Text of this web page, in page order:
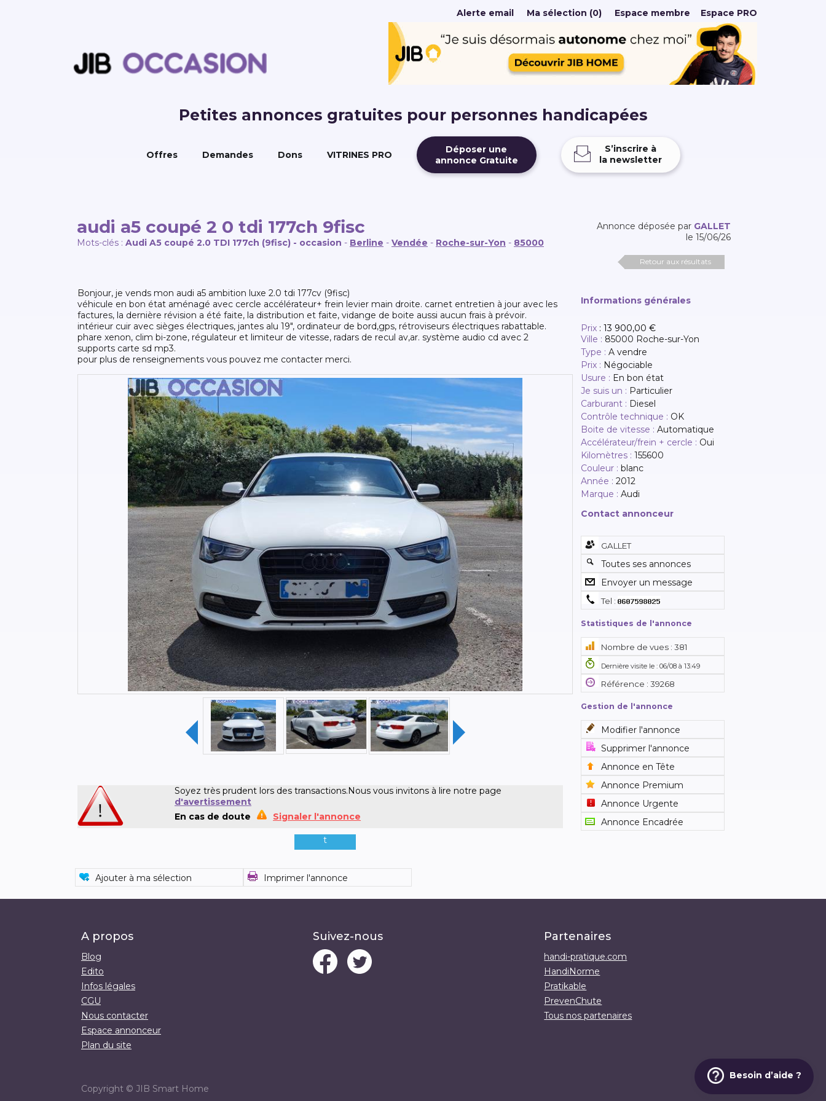
Besoin d’aide ?
Alerte email Ma sélection (0) Espace membre Espace PRO
Petites annonces gratuites pour personnes handicapées
Offres Demandes Dons VITRINES PRO
Déposer une
annonce Gratuite
S’inscrire à
la newsletter
audi a5 coupé 2 0 tdi 177ch 9fisc
Mots-clés : Audi A5 coupé 2.0 TDI 177ch (9fisc) - occasion - Berline - Vendée - Roche-sur-Yon - 85000
Annonce déposée par GALLET
le 15/06/26
Retour aux résultats
bonjour, je vends mon audi a5 ambition luxe 2.0 tdi 177cv (9fisc)
véhicule en bon état aménagé avec cercle accélérateur+ frein levier main droite. carnet entretien à jour avec les
factures, la dernière révision a été faite, la distribution et faite, vidange de boite aussi aucun frais à prévoir.
intérieur cuir avec sièges électriques, jantes alu 19", ordinateur de bord,gps, rétroviseurs électriques rabattable.
phare xenon, clim bi-zone, régulateur et limiteur de vitesse, radars de recul av,ar. système audio cd avec 2
supports carte sd mp3.
pour plus de renseignements vous pouvez me contacter merci.
Soyez très prudent lors des transactions.Nous vous invitons à lire notre page
d'avertissement
En cas de doute
Signaler l'annonce
t
Informations générales
Prix :13 900,00 €
Ville : 85000 Roche-sur-Yon
Type :A vendre
Prix : Négociable
Usure : En bon état
Je suis un : Particulier
Carburant : Diesel
Contrôle technique : OK
Boite de vitesse :Automatique
Accélérateur/frein + cercle : Oui
Kilomètres :155600
Couleur :blanc
Année :2012
Marque :Audi
Contact annonceur
GALLET
Toutes ses annonces
Envoyer un message
Tel :
Statistiques de l'annonce
Nombre de vues : 381
Dernière visite le : 06/08 à 13:49
Référence : 39268
Gestion de l'annonce
Modifier l'annonce
Supprimer l'annonce
Annonce en Tête
Annonce Premium
Annonce Urgente
Annonce Encadrée
Ajouter à ma sélection Imprimer l'annonce
A propos
Blog
Edito
Infos légales
CGU
Nous contacter
Espace annonceur
Plan du site
Suivez-nous Partenaires
handi-pratique.com
HandiNorme
Pratikable
PrevenChute
Tous nos partenaires
Copyright © JIB Smart Home